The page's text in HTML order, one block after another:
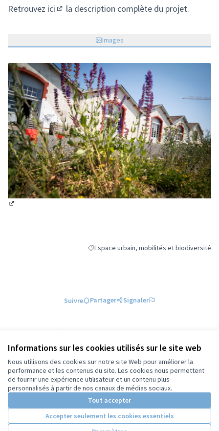
Informations sur les cookies utilisés sur le site web
Nous utilisons des cookies sur notre site Web pour améliorer la
performance et les contenus du site. Les cookies nous permettent
de fournir une expérience utilisateur et un contenu plus
personnalisés à partir de nos canaux de médias sociaux.
Tout accepter
Accepter seulement les cookies essentiels
Retrouvez ici
(S'ouvre dans un nouvel onglet)
la description complète du projet.
Images
Filtrer les résultats de la catégorie :
Espace urbain, mobilités et biodiversité
Suivre Partager Signaler
Référence : tours-PROP-2026-03-2469
voir les autres versions
Vérifiez l'empreinte numérique
Conditions d'utilisation
Paramètres des cookies
Licence
(Lien